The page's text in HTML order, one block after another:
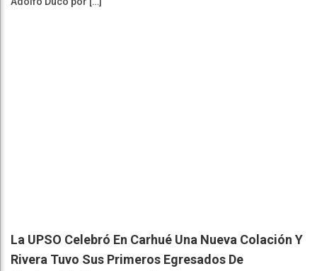
La UPSO Celebró En Carhué Una Nueva Colación Y
Rivera Tuvo Sus Primeros Egresados De